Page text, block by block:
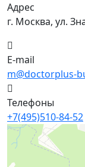
Адрес
г. Москва, ул.
E-mail
m@doctorplus-
Телефоны
+7(495)510-84-52